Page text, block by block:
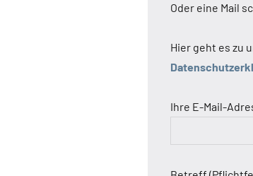
Oder eine Mail
Hier geht es zu
Ihre E-Mail-